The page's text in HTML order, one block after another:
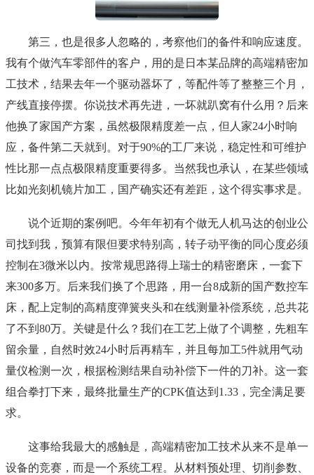
第三，也是很多人忽略的，考察他们的备件和响应速度。
我有个做汽车零部件的客户，用的是日本某品牌的高端精密加
工技术，结果去年一个驱动器坏了，等配件等了整整三个月，
产线直接停摆。你说技术再先进，一坏就趴窝有什么用？后来
他换了家国产方案，虽然极限精度差一点，但人家24小时响
应，备件第二天就到。对于90%的工厂来说，稳定性和可维护
性比那一点点极限精度重要得多。当然我也承认，在某些领域
比如光刻机镜片加工，国产确实还有差距，这个得实事求是。
说个近期的案例吧。今年年初有个做无人机马达的创业公
司找到我，预算有限但要求特别高，转子动平衡的同心度必须
控制在3微米以内。按常规思路得上瑞士的精密磨床，一套下
来300多万。后来我们换了个思路，用一台8成新的国产数控车
床，配上定制的高精度弹簧夹头和在线测量补偿系统，总共花
了不到80万。关键是什么？我们在工艺上做了个调整，先粗车
留余量，自然时效24小时后再精车，并且每加工5件就用气动
量仪检测一次，根据检测结果自动补偿下一件的刀补。这一套
组合拳打下来，最终批量生产的CPK值达到1.33，完全满足要
求。
这事给我最大的感触是，高端精密加工技术从来不是单一
设备的竞赛，而是一个系统工程。从材料预处理、切削参数、